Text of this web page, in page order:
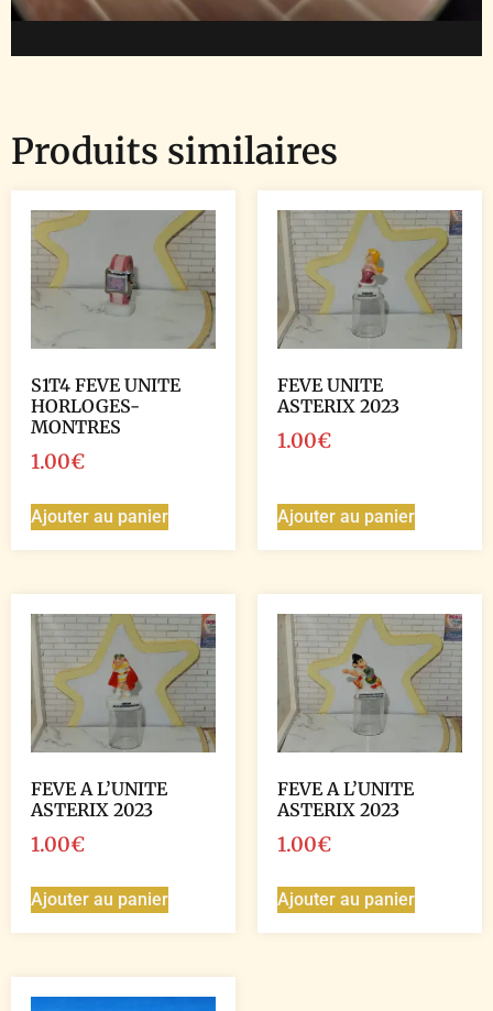
Produits similaires
S1T4 FEVE UNITE
HORLOGES-
MONTRES
1.00€
Ajouter au panier
FEVE UNITE
ASTERIX 2023
1.00€
Ajouter au panier
FEVE A L’UNITE
ASTERIX 2023
1.00€
Ajouter au panier
FEVE A L’UNITE
ASTERIX 2023
1.00€
Ajouter au panier